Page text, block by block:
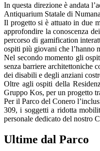
In questa direzione è andata
Antiquarium Statale di
Il progetto si è attuato in due
approfondire la conoscenza
percorso di gamification
ospiti più giovani che l’hanno
Nel secondo momento gli
senza barriere architettoniche
dei disabili e degli anziani
Oltre agli ospiti della
Gruppo Kos, per un progetto
Per il Parco del Conero
309, i soggetti a ridotta
personale dedicato del nostro
Ultime dal Parco